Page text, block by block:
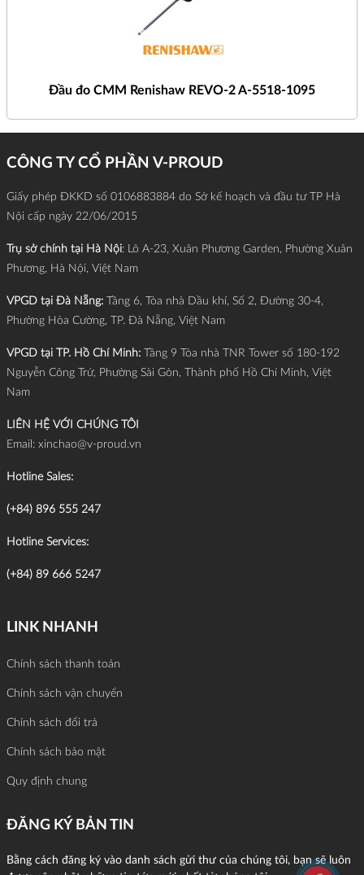
Đầu đo CMM Renishaw REVO-2 A-5518-1095
CÔNG TY CỔ PHẦN V-PROUD
Giấy phép ĐKKD số 0106883884 do Sở kế hoạch và đầu tư TP Hà
Nội cấp ngày 22/06/2015
Trụ sở chính tại Hà Nội: Lô A-23, Xuân Phương Garden, Phường Xuân
Phương, Hà Nội, Việt Nam
VPGD tại Đà Nẵng: Tầng 6, Tòa nhà Dầu khí, Số 2, Đường 30-4,
Phường Hòa Cường, TP. Đà Nẵng, Việt Nam
VPGD tại TP. Hồ Chí Minh:
Tầng 9 Tòa nhà TNR Tower số 180-192
Nguyễn Công Trứ, Phường Sài Gòn, Thành phố Hồ Chí Minh, Việt
Nam
LIÊN HỆ VỚI CHÚNG TÔI
Email: xinchao@v-proud.vn
Hotline Sales:
(+84) 896 555 247
Hotline Services:
(+84) 89 666 5247
LINK NHANH
Chính sách thanh toán
Chính sách vận chuyển
Chính sách đổi trả
Chính sách bảo mật
Quy định chung
ĐĂNG KÝ BẢN TIN
Bằng cách đăng ký vào danh sách gửi thư của chúng tôi, bạn sẽ luôn